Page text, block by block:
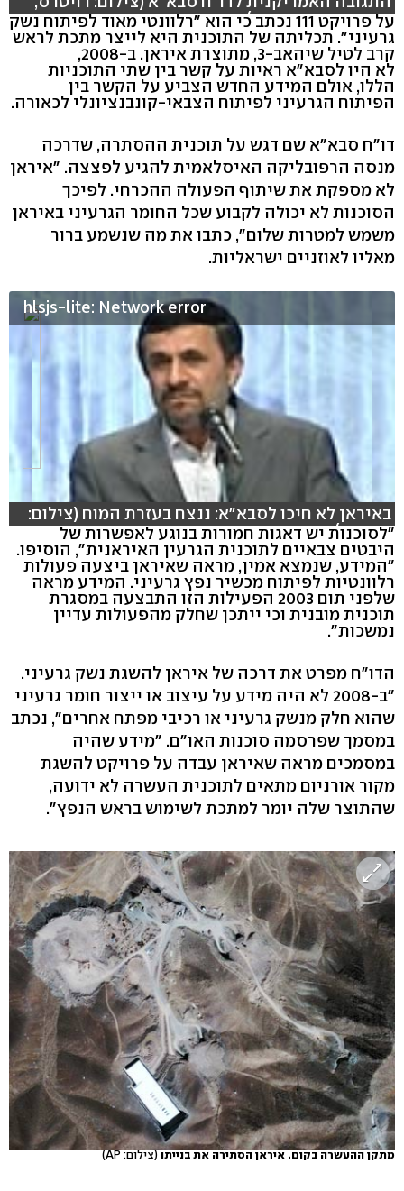
עריכה: תמר אברהם)על פרויקט 111 נכתב כי הוא "רלוונטי מאוד לפיתוח נשק
גרעיני". תכליתה של התוכנית היא לייצר מתכת לראש
קרב לטיל שיהאב-3, מתוצרת איראן. ב-2008,
לא היו לסבא"א ראיות על קשר בין שתי התוכניות
הללו, אולם המידע החדש הצביע על הקשר בין
הפיתוח הגרעיני לפיתוח הצבאי-קונבנציונלי לכאורה.
דו"ח סבא"א שם דגש על תוכנית ההסתרה, שדרכה
מנסה הרפובליקה האיסלאמית להגיע לפצצה. "איראן
לא מספקת את שיתוף הפעולה ההכרחי. לפיכך
הסוכנות לא יכולה לקבוע שכל החומר הגרעיני באיראן
משמש למטרות שלום", כתבו את מה שנשמע ברור
מאליו לאוזניים ישראליות.
hlsjs-lite: Network error
באיראן לא חיכו לסבא"א: ננצח בעזרת המוח (צילום:
רויטרס)
"לסוכנות יש דאגות חמורות בנוגע לאפשרות של
היבטים צבאיים לתוכנית הגרעין האיראנית", הוסיפו.
"המידע, שנמצא אמין, מראה שאיראן ביצעה פעולות
רלוונטיות לפיתוח מכשיר נפץ גרעיני. המידע מראה
שלפני תום 2003 הפעילות הזו התבצעה במסגרת
תוכנית מובנית וכי ייתכן שחלק מהפעולות עדיין
נמשכות".
הדו"ח מפרט את דרכה של איראן להשגת נשק גרעיני.
"ב-2008 לא היה מידע על עיצוב או ייצור חומר גרעיני
שהוא חלק מנשק גרעיני או רכיבי מפתח אחרים", נכתב
במסמך שפרסמה סוכנות האו"ם. "מידע שהיה
במסמכים מראה שאיראן עבדה על פרויקט להשגת
מקור אורניום מתאים לתוכנית העשרה לא ידועה,
שהתוצר שלה יומר למתכת לשימוש בראש הנפץ".
מתקן ההעשרה בקום. איראן הסתירה את בנייתו(צילום: AP)